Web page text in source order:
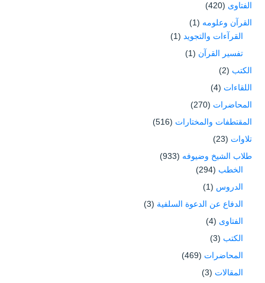
الفتاوى (420)
القرآن وعلومه (1)
القرآءات والتجويد (1)
تفسير القرآن (1)
الكتب (2)
اللقاءات (4)
المحاضرات (270)
المقتطفات والمختارات (516)
تلاوات (23)
طلاب الشيخ وضيوفه (933)
الخطب (294)
الدروس (1)
الدفاع عن الدعوة السلفية (3)
الفتاوى (4)
الكتب (3)
المحاضرات (469)
المقالات (3)